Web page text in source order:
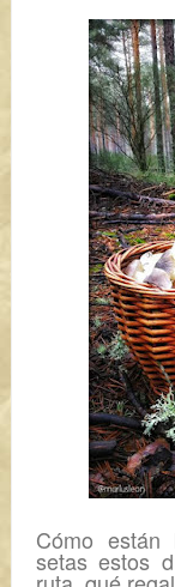
Cómo
setas estos